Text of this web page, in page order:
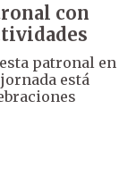
con
patronal en
está